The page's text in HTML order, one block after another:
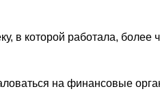
в которой работала, более
на финансовые